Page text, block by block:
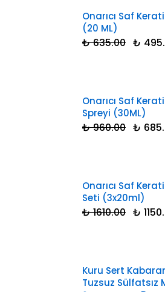
Onarıcı Saf
(20 ML)
₺ 635.00 ₺
Onarıcı Saf
Spreyi (30ML)
₺ 960.00 ₺
Onarıcı Saf
Seti (3x20ml)
₺ 1610.00 ₺
Kuru Sert
Tuzsuz Sülfatsız